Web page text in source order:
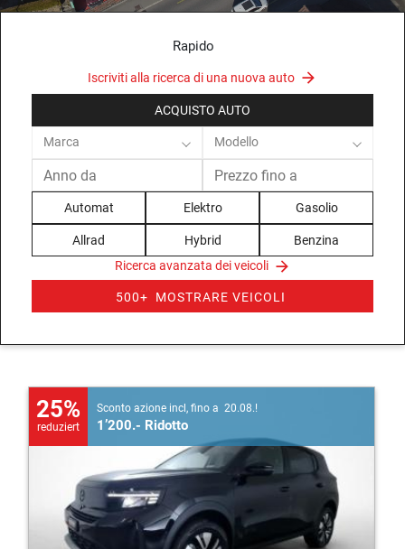
Rapido
Iscriviti alla ricerca di una nuova auto
ACQUISTO AUTO
Marca Modello
Automat Elektro Gasolio
Allrad Hybrid
Benzina
Ricerca avanzata dei veicoli
500+ MOSTRARE VEICOLI
25%
reduziert
Sconto azione incl, fino a 20.08.!
1’200.- Ridotto